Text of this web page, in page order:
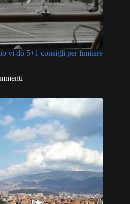
vi dò 5+1 consigli per limitare